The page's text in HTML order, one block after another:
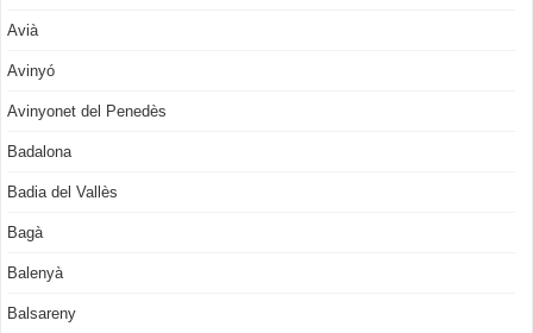
Avià
Avinyó
Avinyonet del Penedès
Badalona
Badia del Vallès
Bagà
Balenyà
Balsareny